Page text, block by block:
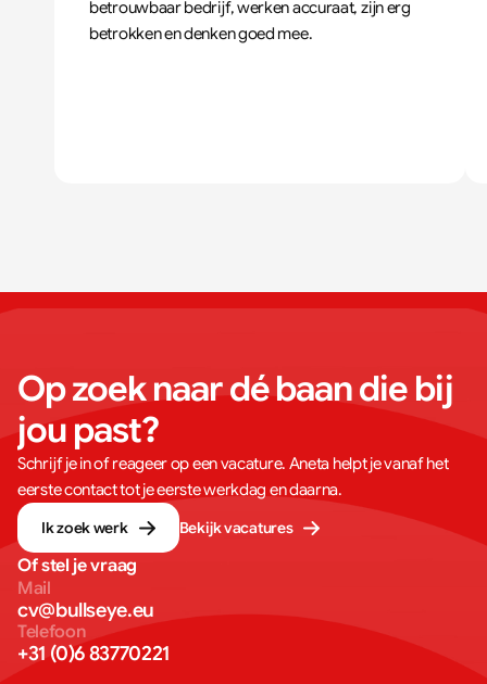
betrouwbaar bedrijf, werken accuraat, zijn erg
betrokken en denken goed mee.
Op zoek naar dé baan die bij
jou past?
Schrijf je in of reageer op een vacature. Aneta helpt je vanaf het
eerste contact tot je eerste werkdag en daarna.
Ik zoek werk
Bekijk vacatures
Of stel je vraag
Mail
cv@bullseye.eu
Telefoon
+31 (0)6 83770221